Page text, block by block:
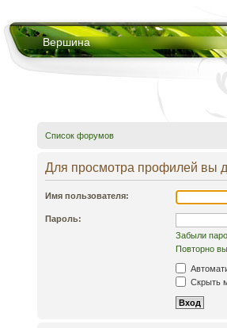
Вершина
Список форумов
Для просмотра профилей вы
Имя пользователя:
Пароль:
Забыли
Повторно
Скрыть